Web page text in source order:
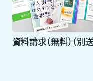
資料請求（無料）（別送